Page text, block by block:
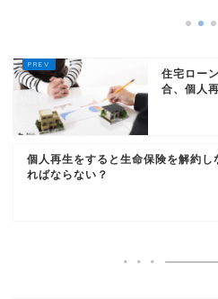
住宅ロー
合、個人
個人再生をすると生命保険を解約し
ればならない？